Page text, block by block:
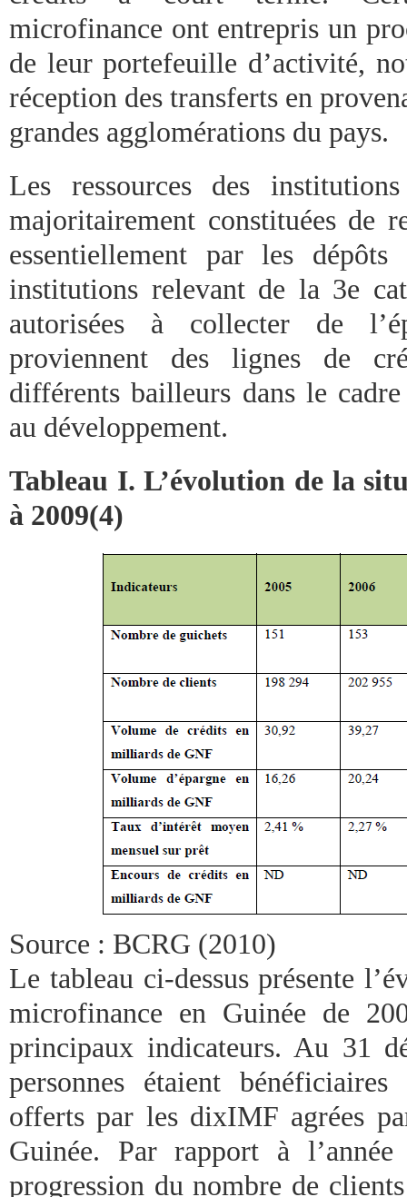
microfinance ont entrepris un
de leur portefeuille d’activité,
réception des transferts en
grandes agglomérations du pays.
Les ressources des
majoritairement constituées de
essentiellement par les
institutions relevant de la 3e
autorisées à collecter de
proviennent des lignes de
différents bailleurs dans le
au développement.
Tableau I. L’évolution de la
à 2009(4)
Source : BCRG (2010)
Le tableau ci-dessus présente
microfinance en Guinée de
principaux indicateurs. Au 31
personnes étaient
offerts par les dixIMF agrées
Guinée. Par rapport à
progression du nombre de